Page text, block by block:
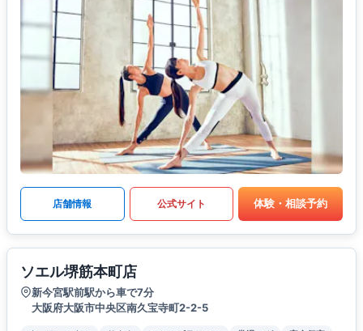
店舗情報 公式サイト 体験・相談予約
ソエル堺筋本町店
新今宮駅前駅から車で7分
大阪府大阪市中央区南久宝寺町2-2-5